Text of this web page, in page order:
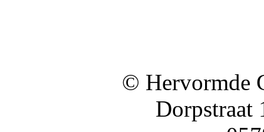
© Hervormde
Dorpstraat